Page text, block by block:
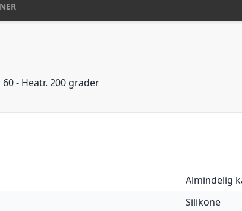
- Heatr. 200 grader
Almindelig
Silikone